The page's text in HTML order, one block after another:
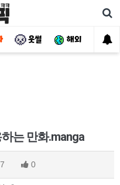
웃썰 해외 핫
는 만화.manga
0